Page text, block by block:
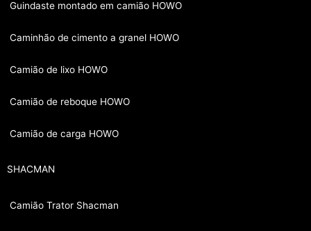
Guindaste montado em camião HOWO
Caminhão de cimento a granel HOWO
Camião de lixo HOWO
Camião de reboque HOWO
Camião de carga HOWO
SHACMAN
Camião Trator Shacman